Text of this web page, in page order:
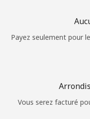
Payez seulement pour
Vous serez facturé